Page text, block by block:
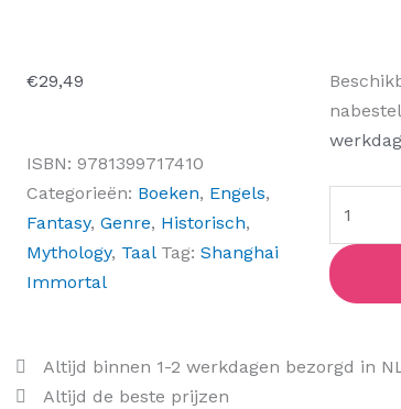
€29,49
ISBN: 9781399717410
Categorieën: Boeken, Engels,
Fantasy, Genre, Historisch,
Mythology, Taal Tag: Shanghai
Immortal
aantal
Altijd binnen 1-2 werkdagen bezorgd in
Altijd de beste prijzen